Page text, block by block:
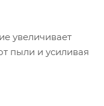
увеличивает
пыли и усиливая